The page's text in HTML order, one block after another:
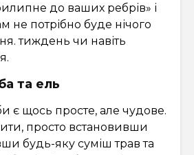
до ваших ребрів» і
не потрібно буде нічого
тиждень чи навіть
та ель
є щось просте, але чудове.
просто встановивши
будь-яку суміш трав та